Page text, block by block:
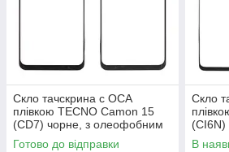
Скло тачскрина c OCA
плівкою TECNO Camon 15
(CD7) чорне, з олеофобним
покриттям, загартоване
Готово до відправки
Скло
В